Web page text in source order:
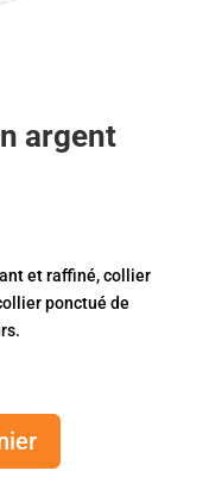
argent
et raffiné, collier
ponctué de